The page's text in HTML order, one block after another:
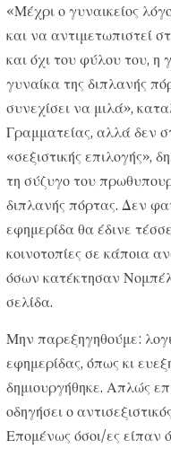
«Μέχρι ο γυναικείος
και να αντιμετωπιστεί
και όχι του φύλου του,
γυναίκα της διπλανής
συνεχίσει να μιλά»,
Γραμματείας, αλλά δεν
«σεξιστικής επιλογής»,
τη σύζυγο του
διπλανής πόρτας. Δεν
εφημερίδα θα έδινε
κοινοτοπίες σε κάποια
όσων κατέκτησαν
σελίδα.
Μην παρεξηγηθούμε:
εφημερίδας, όπως κι
δημιουργήθηκε. Απλώς
οδηγήσει ο
Επομένως όσοι/ες είπαν